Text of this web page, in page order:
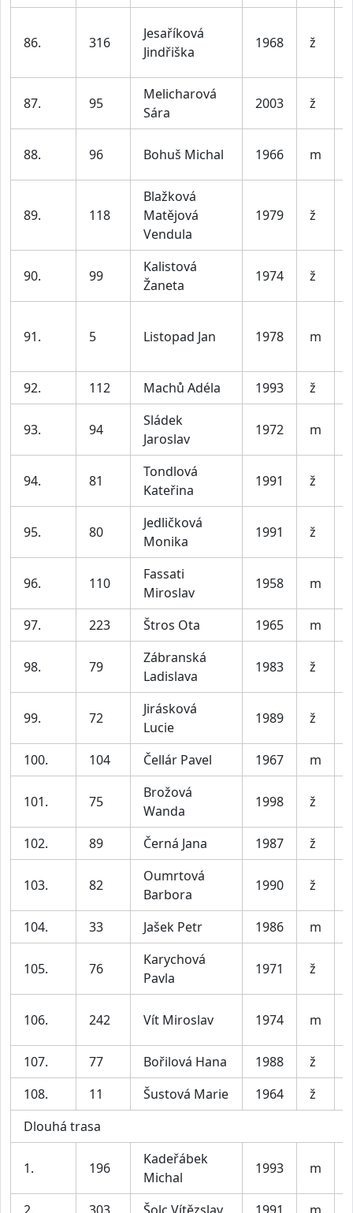
86. 316
Jesaříková
Jindřiška
1968 ž
87. 95
Melicharová
Sára
2003 ž
88. 96 Bohuš Michal 1966 m
89. 118
Blažková
Matějová
Vendula
1979 ž
90. 99
Kalistová
Žaneta
1974 ž
91. 5 Listopad Jan 1978 m
92. 112 Machů Adéla 1993 ž
93. 94
Sládek
Jaroslav
1972 m
94. 81
Tondlová
Kateřina
1991 ž
95. 80
Jedličková
Monika
1991 ž
96. 110
Fassati
Miroslav
1958 m
97.
223 Štros Ota 1965 m
98. 79
Zábranská
Ladislava
1983 ž
99. 72
Jirásková
Lucie
1989 ž
100. 104 Čellár Pavel 1967 m
101. 75
Brožová
Wanda
1998 ž
102. 89 Černá Jana 1987 ž
103. 82
Oumrtová
Barbora
1990 ž
104. 33 Jašek Petr 1986 m
105. 76
Karychová
Pavla
1971 ž
106. 242 Vít Miroslav 1974 m
107.
77 Bořilová Hana 1988 ž
108.
11 Šustová Marie 1964 ž
Dlouhá trasa
1. 196
Kadeřábek
Michal
1993 m